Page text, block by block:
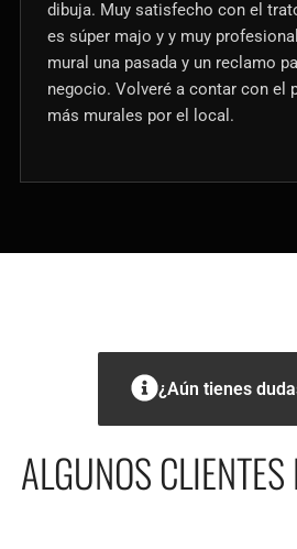
dibuja. Muy satisfecho con el
es súper majo y y muy
mural una pasada y un reclamo
negocio. Volveré a contar con el
más murales por el local.
¿Aún tienes
ALGUNOS